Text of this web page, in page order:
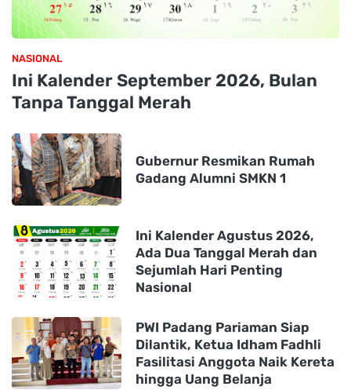
NASIONAL
Ini Kalender September 2026, Bulan
Tanpa Tanggal Merah
Gubernur Resmikan Rumah
Gadang Alumni SMKN 1
Ini Kalender Agustus 2026,
Ada Dua Tanggal Merah dan
Sejumlah Hari Penting
Nasional
PWI Padang Pariaman Siap
Dilantik, Ketua Idham Fadhli
Fasilitasi Anggota Naik Kereta
hingga Uang Belanja